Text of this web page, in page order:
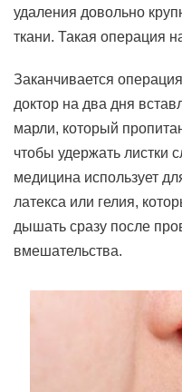
удаления довольно
ткани. Такая операция
Заканчивается
доктор на два дня
марли, который
чтобы удержать листки
медицина использует
латекса или гелия,
дышать сразу после
вмешательства.